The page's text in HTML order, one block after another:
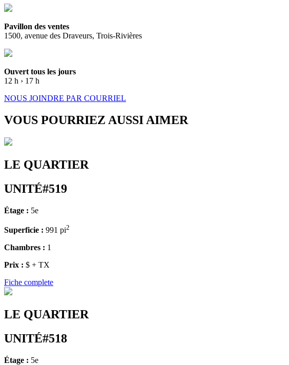
Pavillon des ventes
1500, avenue des Draveurs, Trois-Rivières
Ouvert tous les jours
12 h › 17 h
NOUS JOINDRE PAR COURRIEL
VOUS POURRIEZ AUSSI AIMER
LE QUARTIER
UNITÉ#519
Étage : 5e
Superficie : 991 pi2
Chambres : 1
Prix : $ + TX
Fiche complete
LE QUARTIER
UNITÉ#518
Étage : 5e